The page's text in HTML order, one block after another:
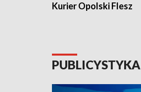
Kurier Opolski Flesz
PUBLICYSTYKA